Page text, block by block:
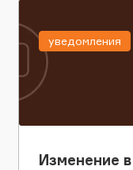
Изменение
уведомления